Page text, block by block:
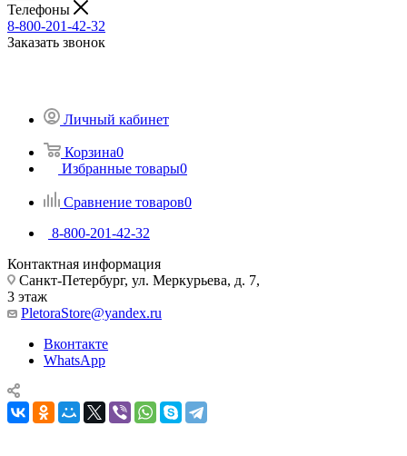
Телефоны
8-800-201-42-32
Заказать звонок
Личный кабинет
Корзина0
Избранные товары0
Сравнение товаров0
8-800-201-42-32
Контактная информация
Санкт-Петербург, ул. Меркурьева, д. 7,
3 этаж
PletoraStore@yandex.ru
Вконтакте
WhatsApp